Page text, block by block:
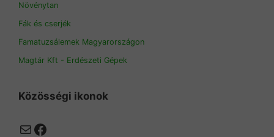
Növénytan
Fák és cserjék
Famatuzsálemek Magyarországon
Magtár Kft - Erdészeti Gépek
Közösségi ikonok
MailFacebook